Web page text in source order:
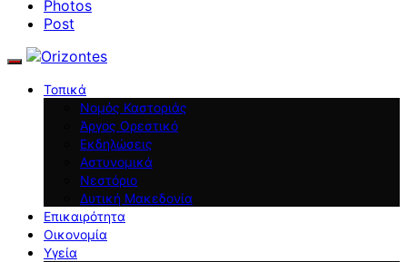
Photos
Post
Τοπικά
Νομός Καστοριάς
Άργος Ορεστικό
Εκδηλώσεις
Αστυνομικά
Νεστόριο
Δυτική Μακεδονία
Επικαιρότητα
Οικονομία
Υγεία